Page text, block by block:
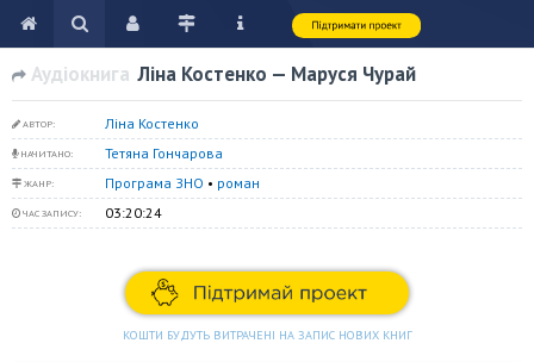
Аудіокнига Ліна Костенко — Маруся Чурай
АВТОР: Ліна Костенко
НАЧИТАНО: Тетяна Гончарова
ЖАНР: Програма ЗНО • роман
ЧАС ЗАПИСУ: 03:20:24
КОШТИ БУДУТЬ ВИТРАЧЕНІ НА ЗАПИС НОВИХ КНИГ